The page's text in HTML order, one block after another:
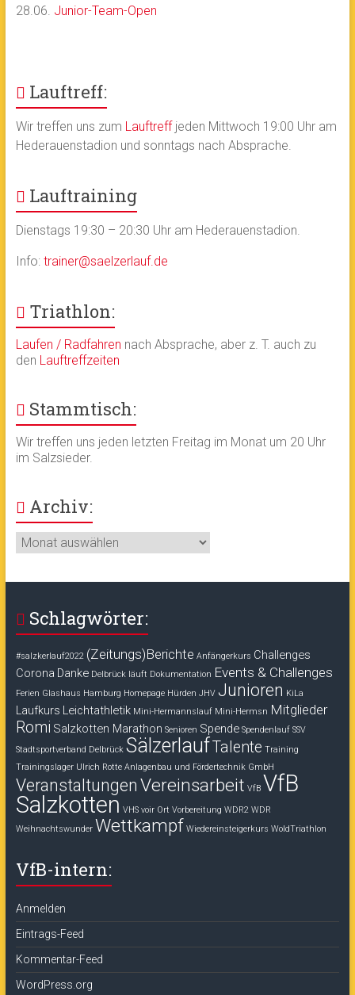
28.06. Junior-Team-Open
Lauftreff:
Wir treffen uns zum Lauftreffjeden Mittwoch 19:00 Uhr am
Hederauenstadion und sonntags nach Absprache.
Lauftraining
Dienstags 19:30 – 20:30 Uhr am Hederauenstadion.
Info: trainer@saelzerlauf.de
Triathlon:
Laufen / Radfahren nach Absprache, aber z. T. auch zu
den Lauftreffzeiten
Stammtisch:
Wir treffen uns jeden letzten Freitag im Monat um 20 Uhr
im Salzsieder.
Archiv:
Archiv:
Schlagwörter:
#salzkerlauf2022 (Zeitungs)Berichte Anfängerkurs Challenges
Corona Danke Delbrück läuft Dokumentation Events & Challenges
Ferien Glashaus Hamburg Homepage Hürden JHV Junioren KiLa
Laufkurs Leichtathletik Mini-Hermannslauf Mini-Hermsn Mitglieder
Romi Salzkotten Marathon Senioren Spende Spendenlauf SSV
Stadtsportverband Delbrück SälzerlaufTalente Training
Trainingslager Ulrich Rotte Anlagenbau und Fördertechnik GmbH
Veranstaltungen Vereinsarbeit VfB VfB
Salzkotten VHS voir Ort Vorbereitung WDR2 WDR
Weihnachtswunder Wettkampf Wiedereinsteigerkurs WoldTriathlon
VfB-intern:
Anmelden
Eintrags-Feed
Kommentar-Feed
WordPress.org